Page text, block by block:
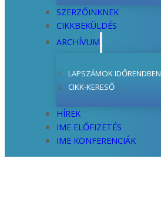
SZERZŐINKNEK
CIKKBEKÜLDÉS
ARCHÍVUM
LAPSZÁMOK IDŐRENDBEN
CIKK-KERESŐ
HÍREK
IME ELŐFIZETÉS
IME KONFERENCIÁK